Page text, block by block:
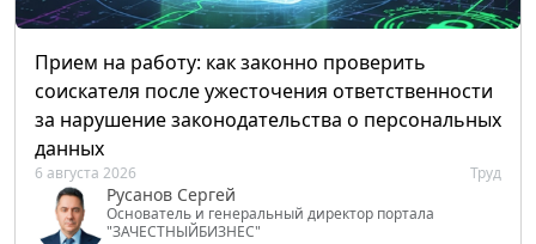
Прием на работу: как законно проверить
соискателя после ужесточения ответственности
за нарушение законодательства о персональных
данных
6 августа 2026 Труд
Русанов Сергей
Основатель и генеральный директор портала
"ЗАЧЕСТНЫЙБИЗНЕС"